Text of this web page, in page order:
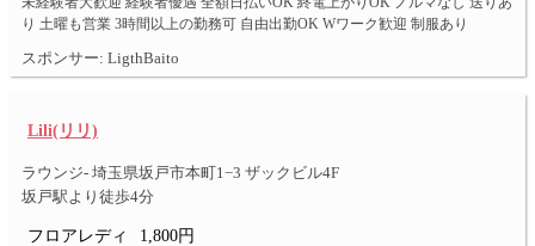
り 土曜も営業 3時間以上の勤務可 自由出勤OK Wワーク歓迎 制服あり
スポンサー: LigthBaito
Lili(リリ)
ラウンジ- 埼玉県坂戸市本町1−3 ザックビル4F
坂戸駅より徒歩4分
フロアレディ 1,800円